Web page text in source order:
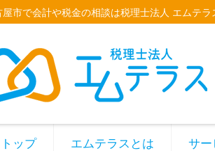
屋市で会計や税金の相談は税理士法人 エムテ
トップ エムテラスとは サー